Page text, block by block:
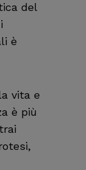
del
è
vita e
è più